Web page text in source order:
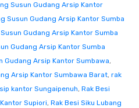
Susun Gudang Arsip Kantor
Susun Gudang Arsip Kantor Sumba
Gudang Arsip Kantor Sumba
Gudang Arsip Kantor Sumba
Gudang Arsip Kantor Sumbawa,
Arsip Kantor Sumbawa Barat, rak
kantor Sungaipenuh, Rak Besi
Supiori, Rak Besi Siku Lubang